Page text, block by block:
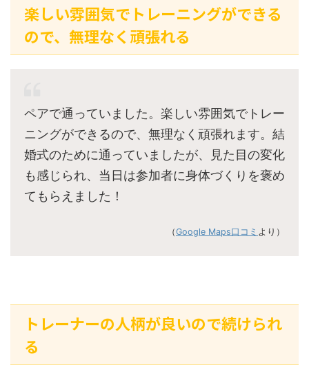
楽しい雰囲気でトレーニングができる
ので、無理なく頑張れる
ペアで通っていました。楽しい雰囲気でトレー
ニングができるので、無理なく頑張れます。結
婚式のために通っていましたが、見た目の変化
も感じられ、当日は参加者に身体づくりを褒め
てもらえました！
（Google Maps口コミ より）
トレーナーの人柄が良いので続けられ
る